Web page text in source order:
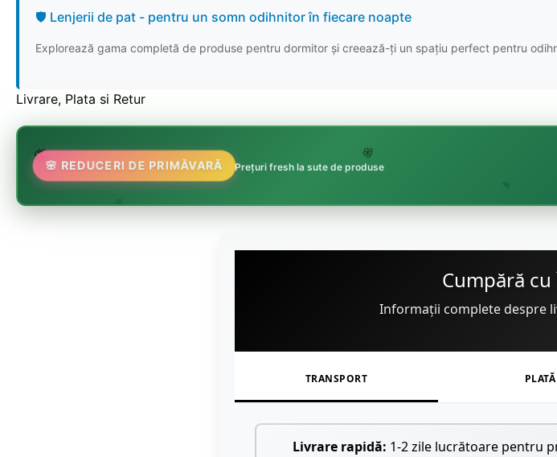
🛡️ Lenjerii de pat - pentru un somn odihnitor în fiecare noapte
Explorează gama completă de produse pentru dormitor și creează-ți un spațiu perfect pentru
Livrare, Plata si Retur
🌸
🏵️
🌸
🌷
🦋
🌸 REDUCERI DE PRIMĂVARĂ Prețuri fresh la sute de produse
Cumpără
Informații complete despre
TRANSPORT PLATĂ
Livrare rapidă: 1-2 zile lucrătoare pentru